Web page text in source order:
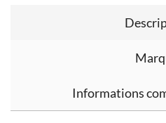
Informations